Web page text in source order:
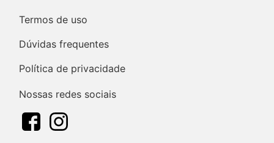
Termos de uso
Dúvidas frequentes
Política de privacidade
Nossas redes sociais